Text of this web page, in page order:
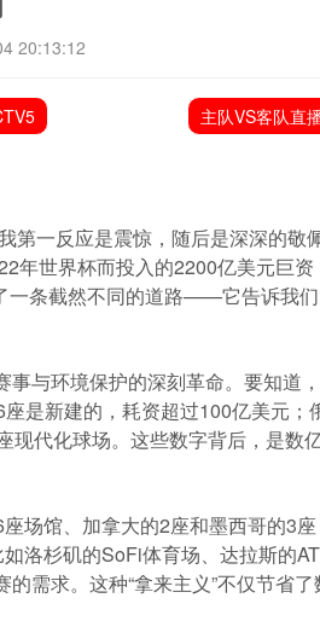
20:13:12
主队VS客队直
第一反应是震惊，随后是深深的敬
年世界杯而投入的2200亿美元巨
一条截然不同的道路——它告诉我
与环境保护的深刻革命。要知道
是新建的，耗资超过100亿美元；
代化球场。这些数字背后，是数
场馆、加拿大的2座和墨西哥的3
洛杉矶的SoFi体育场、达拉斯的
需求。这种“拿来主义”不仅节省